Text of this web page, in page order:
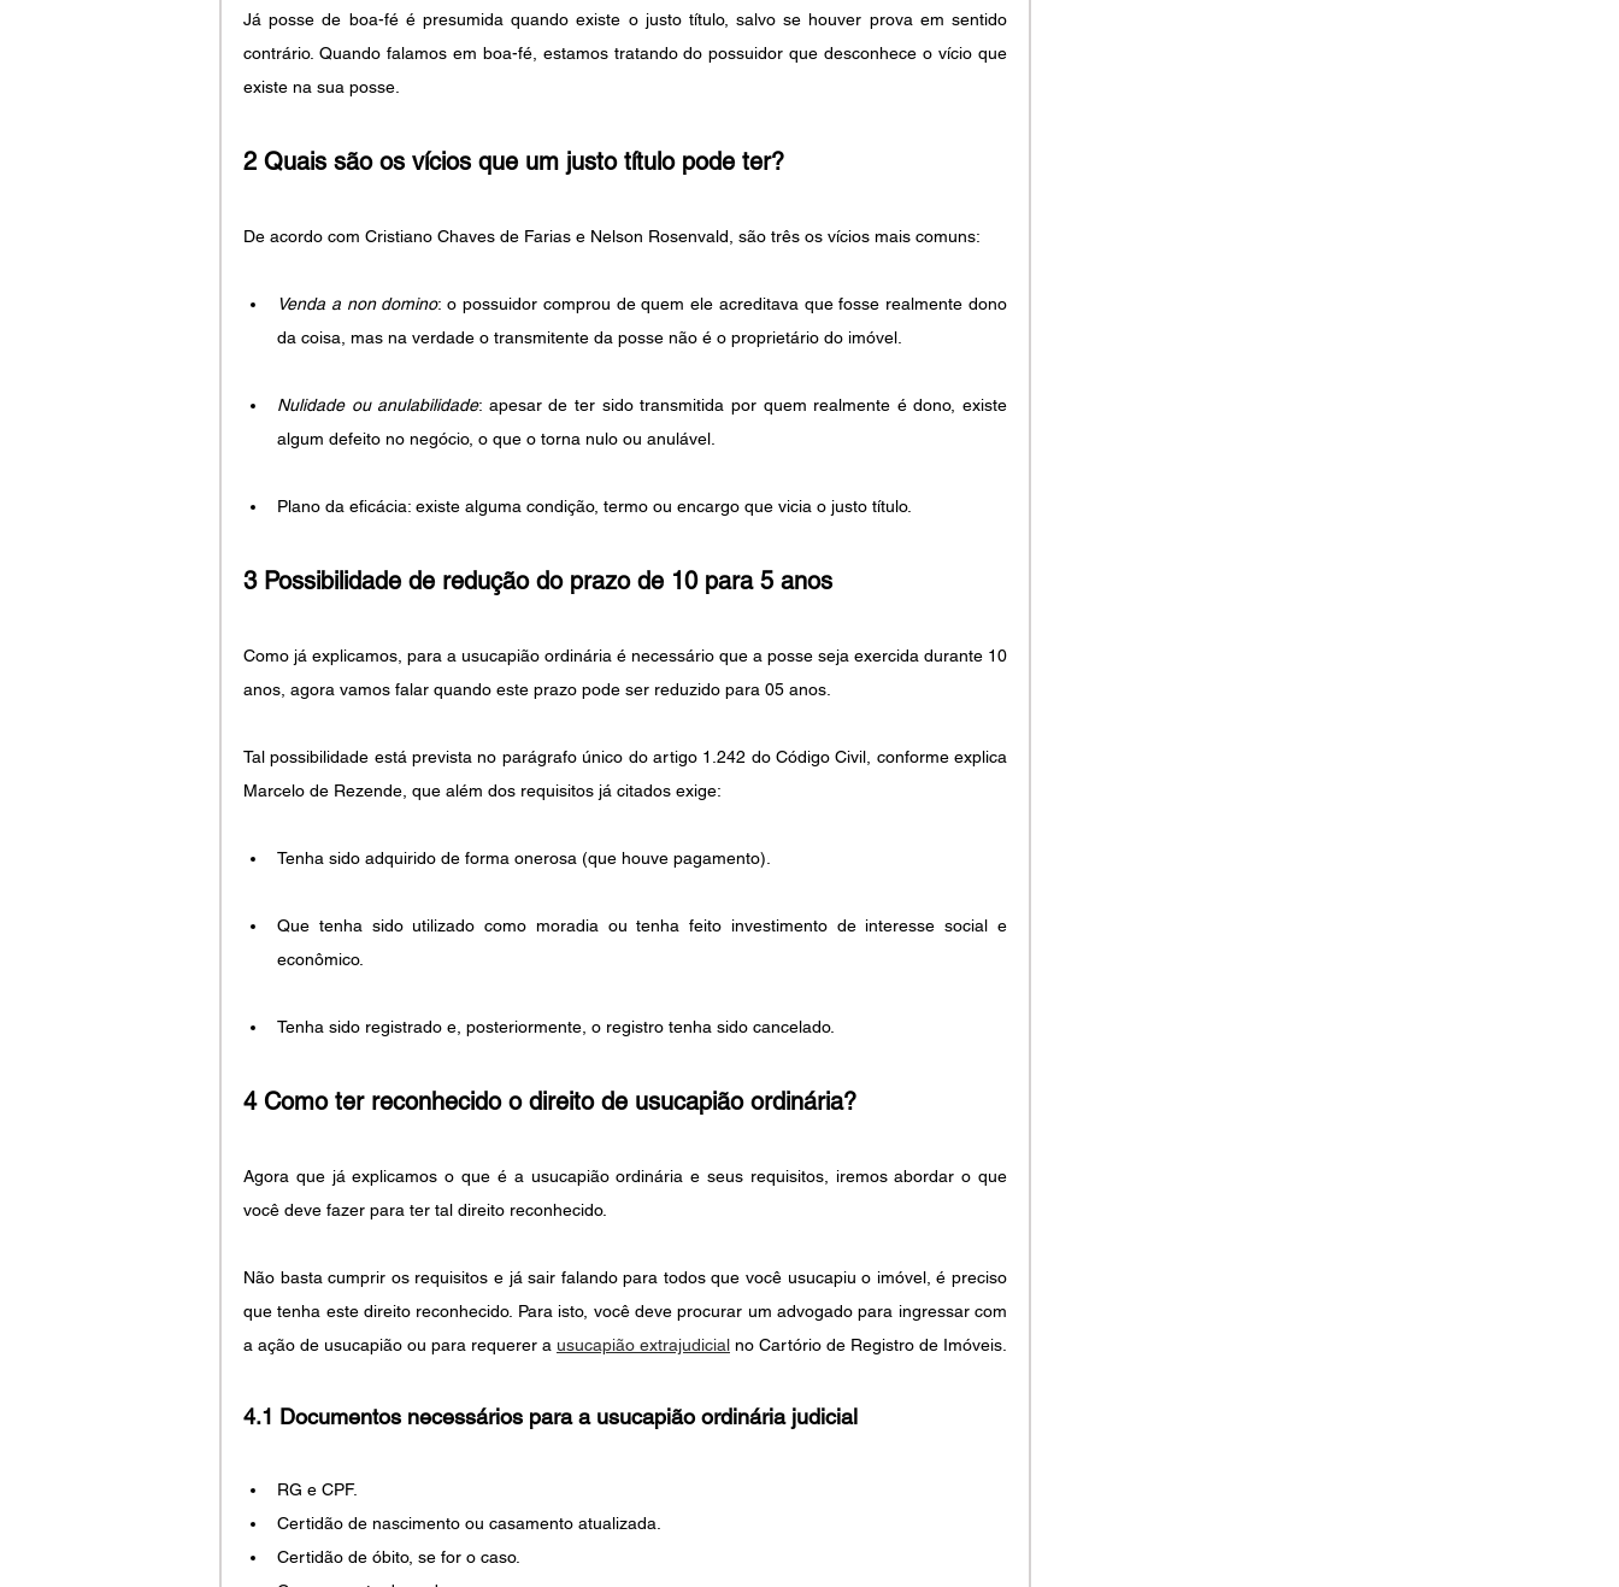
Já posse de boa-fé é presumida quando existe o justo título, salvo se houver prova em sentido
contrário. Quando falamos em boa-fé, estamos tratando do possuidor que desconhece o vício que
existe na sua posse.
2 Quais são os vícios que um justo título pode ter?
De acordo com Cristiano Chaves de Farias e Nelson Rosenvald, são três os vícios mais comuns:
Venda a non domino: o possuidor comprou de quem ele acreditava que fosse realmente dono
da coisa, mas na verdade o transmitente da posse não é o proprietário do imóvel.
Nulidade ou anulabilidade: apesar de ter sido transmitida por quem realmente é dono, existe
algum defeito no negócio, o que o torna nulo ou anulável.
Plano da eficácia: existe alguma condição, termo ou encargo que vicia o justo título.
3 Possibilidade de redução do prazo de 10 para 5 anos
Como já explicamos, para a usucapião ordinária é necessário que a posse seja exercida durante 10
anos, agora vamos falar quando este prazo pode ser reduzido para 05 anos.
Tal possibilidade está prevista no parágrafo único do artigo 1.242 do Código Civil, conforme explica
Marcelo de Rezende, que além dos requisitos já citados exige:
Tenha sido adquirido de forma onerosa (que houve pagamento).
Que tenha sido utilizado como moradia ou tenha feito investimento de interesse social e
econômico.
Tenha sido registrado e, posteriormente, o registro tenha sido cancelado.
4 Como ter reconhecido o direito de usucapião ordinária?
Agora que já explicamos o que é a usucapião ordinária e seus requisitos, iremos abordar o que
você deve fazer para ter tal direito reconhecido.
Não basta cumprir os requisitos e já sair falando para todos que você usucapiu o imóvel, é preciso
que tenha este direito reconhecido. Para isto, você deve procurar um advogado para ingressar com
a ação de usucapião ou para requerer a usucapião extrajudicial no Cartório de Registro de Imóveis.
4.1 Documentos necessários para a usucapião ordinária judicial
RG e CPF.
Certidão de nascimento ou casamento atualizada.
Certidão de óbito, se for o caso.